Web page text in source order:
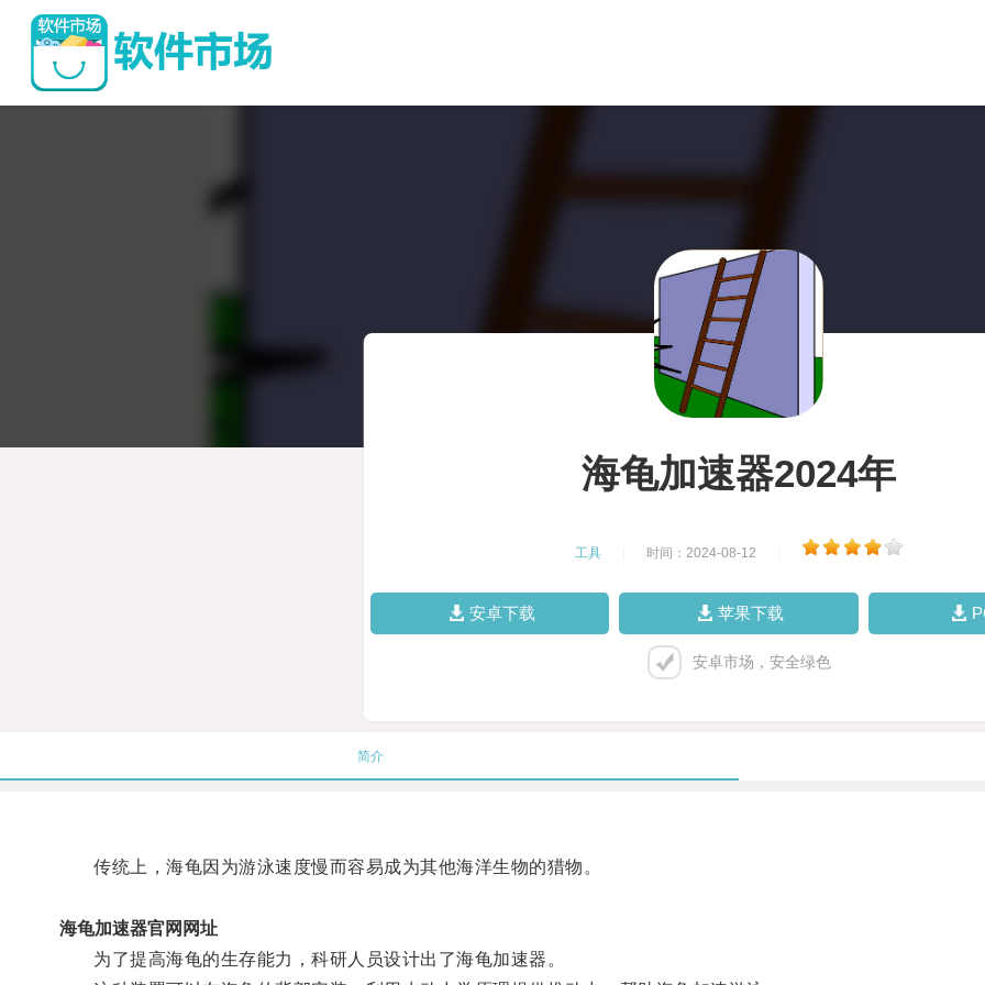
海龟加速器2024年
工具 时间：2024-08-12
安卓下载 苹果下载
安卓市场，安全绿色
简介
传统上，海龟因为游泳速度慢而容易成为其他海洋生物的猎物。
海龟加速器官网网址
为了提高海龟的生存能力，科研人员设计出了海龟加速器。